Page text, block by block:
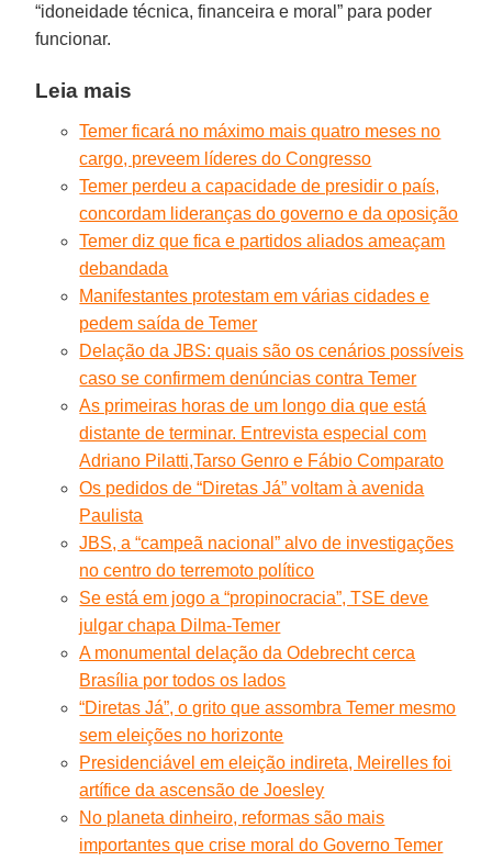
“idoneidade técnica, financeira e moral” para poder
funcionar.
Leia mais
Temer ficará no máximo mais quatro meses no
cargo, preveem líderes do Congresso
Temer perdeu a capacidade de presidir o país,
concordam lideranças do governo e da oposição
Temer diz que fica e partidos aliados ameaçam
debandada
Manifestantes protestam em várias cidades e
pedem saída de Temer
Delação da JBS: quais são os cenários possíveis
caso se confirmem denúncias contra Temer
As primeiras horas de um longo dia que está
distante de terminar. Entrevista especial com
Adriano Pilatti,Tarso Genro e Fábio Comparato
Os pedidos de “Diretas Já” voltam à avenida
Paulista
JBS, a “campeã nacional” alvo de investigações
no centro do terremoto político
Se está em jogo a “propinocracia”, TSE deve
julgar chapa Dilma-Temer
A monumental delação da Odebrecht cerca
Brasília por todos os lados
“Diretas Já”, o grito que assombra Temer mesmo
sem eleições no horizonte
Presidenciável em eleição indireta, Meirelles foi
artífice da ascensão de Joesley
No planeta dinheiro, reformas são mais
importantes que crise moral do Governo Temer